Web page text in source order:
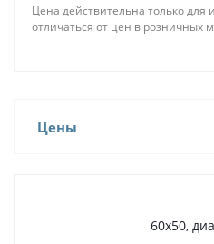
Цена действительна только
отличаться от цен в розничных
Цены
60х50,